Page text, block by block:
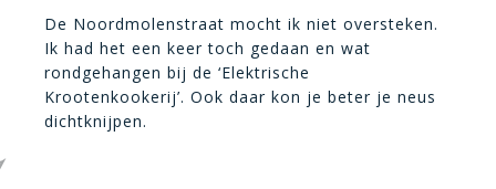
De Noordmolenstraat mocht ik niet oversteken.
Ik had het een keer toch gedaan en wat
rondgehangen bij de ‘Elektrische
Krootenkookerij’. Ook daar kon je beter je neus
dichtknijpen.